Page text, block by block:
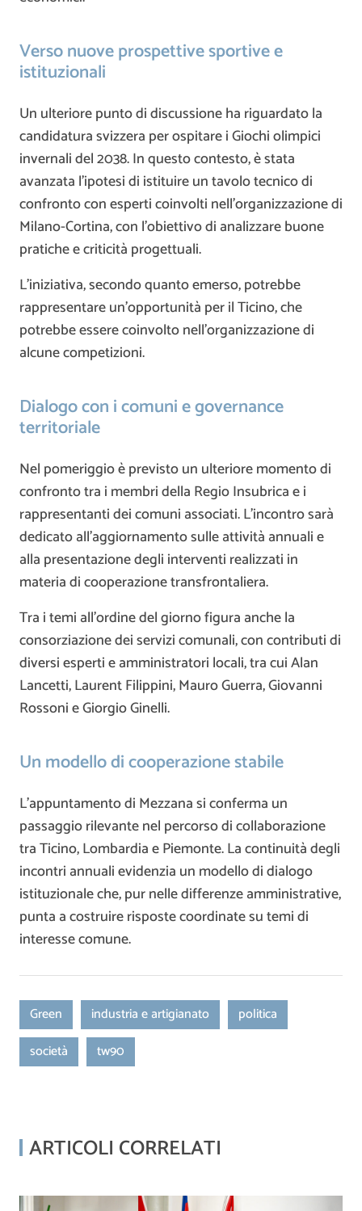
Verso nuove prospettive sportive e
istituzionali
Un ulteriore punto di discussione ha riguardato la
candidatura svizzera per ospitare i Giochi olimpici
invernali del 2038. In questo contesto, è stata
avanzata l’ipotesi di istituire un tavolo tecnico di
confronto con esperti coinvolti nell’organizzazione di
Milano-Cortina, con l’obiettivo di analizzare buone
pratiche e criticità progettuali.
L’iniziativa, secondo quanto emerso, potrebbe
rappresentare un’opportunità per il Ticino, che
potrebbe essere coinvolto nell’organizzazione di
alcune competizioni.
Dialogo con i comuni e governance
territoriale
Nel pomeriggio è previsto un ulteriore momento di
confronto tra i membri della Regio Insubrica e i
rappresentanti dei comuni associati. L’incontro sarà
dedicato all’aggiornamento sulle attività annuali e
alla presentazione degli interventi realizzati in
materia di cooperazione transfrontaliera.
Tra i temi all’ordine del giorno figura anche la
consorziazione dei servizi comunali, con contributi di
diversi esperti e amministratori locali, tra cui Alan
Lancetti, Laurent Filippini, Mauro Guerra, Giovanni
Rossoni e Giorgio Ginelli.
Un modello di cooperazione stabile
L’appuntamento di Mezzana si conferma un
passaggio rilevante nel percorso di collaborazione
tra Ticino, Lombardia e Piemonte. La continuità degli
incontri annuali evidenzia un modello di dialogo
istituzionale che, pur nelle differenze amministrative,
punta a costruire risposte coordinate su temi di
interesse comune.
Green industria e artigianato
politica
società
tw90
ARTICOLI CORRELATI